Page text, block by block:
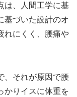
は、人間工学に基
基づいた設計のオ
れにくく、腰痛や
、それが原因で腰
かりイスに体重を